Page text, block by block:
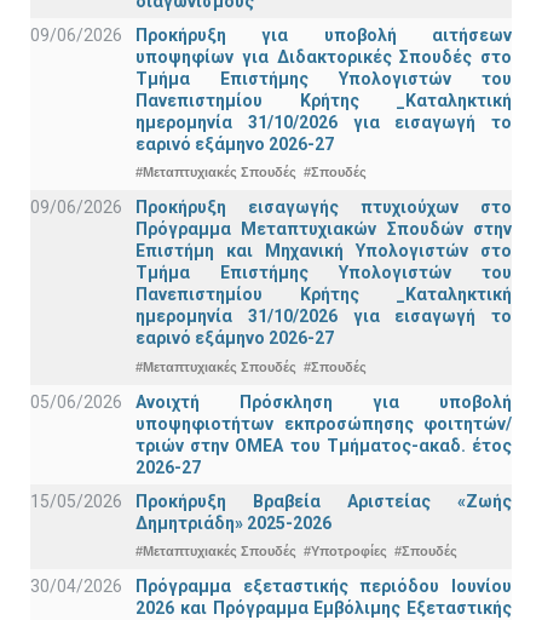
09/06/2026
Προκήρυξη για υποβολή αιτήσεων
υποψηφίων για Διδακτορικές Σπουδές στο
Τμήμα Eπιστήμης Υπολογιστών του
Πανεπιστημίου Κρήτης _Καταληκτική
ημερομηνία 31/10/2026 για εισαγωγή το
εαρινό εξάμηνο 2026-27
#Μεταπτυχιακές Σπουδές #Σπουδές
09/06/2026
Προκήρυξη εισαγωγής πτυχιούχων στo
Πρόγραμμα Μεταπτυχιακών Σπουδών στην
Επιστήμη και Μηχανική Υπολογιστών στο
Τμήμα Eπιστήμης Υπολογιστών του
Πανεπιστημίου Κρήτης _Καταληκτική
ημερομηνία 31/10/2026 για εισαγωγή το
εαρινό εξάμηνο 2026-27
#Μεταπτυχιακές Σπουδές #Σπουδές
05/06/2026
Ανοιχτή Πρόσκληση για υποβολή
υποψηφιοτήτων εκπροσώπησης φοιτητών/
τριών στην ΟΜΕΑ του Τμήματος-ακαδ. έτος
2026-27
15/05/2026
Προκήρυξη Βραβεία Αριστείας «Ζωής
Δημητριάδη» 2025-2026
#Μεταπτυχιακές Σπουδές #Υποτροφίες #Σπουδές
30/04/2026
Πρόγραμμα εξεταστικής περιόδου Ιουνίου
2026 και Πρόγραμμα Εμβόλιμης Εξεταστικής